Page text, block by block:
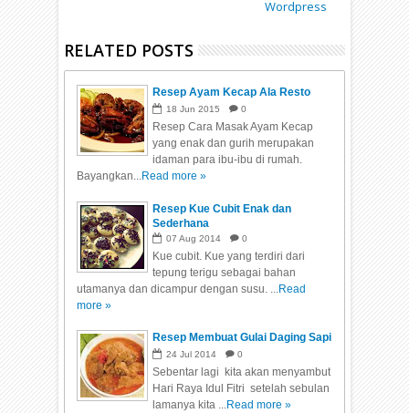
Wordpress
RELATED POSTS
Resep Ayam Kecap Ala Resto
18 Jun 2015 0
Resep Cara Masak Ayam Kecap
yang enak dan gurih merupakan
idaman para ibu-ibu di rumah.
Bayangkan...Read more »
Resep Kue Cubit Enak dan
Sederhana
07 Aug 2014 0
Kue cubit. Kue yang terdiri dari
tepung terigu sebagai bahan
utamanya dan dicampur dengan susu. ...Read
more »
Resep Membuat Gulai Daging Sapi
24 Jul 2014 0
Sebentar lagi kita akan menyambut
Hari Raya Idul Fitri setelah sebulan
lamanya kita ...Read more »